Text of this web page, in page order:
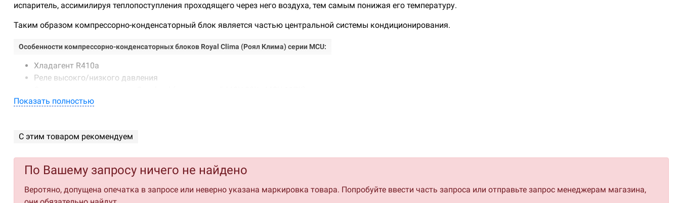
испаритель, ассимилируя теплопоступления проходящего через него воздуха, тем самым понижая его температуру.
Таким образом компрессорно-конденсаторный блок является частью центральной системы кондиционирования.
Особенности компрессорно-конденсаторных блоков Royal Clima (Роял Клима) серии MCU:
Хладагент R410a
Реле высокго/низкого давления
Повышена эффективность системы за счет увеличения площади теплообмена конденсатора использования медных труб с внутренней накаткой.
Показать полностью
С этим товаром рекомендуем
По Вашему запросу ничего не найдено
Веротяно, допущена опечатка в запросе или неверно указана маркировка товара. Попробуйте ввести часть запроса или отправьте запрос менеджерам магазина,